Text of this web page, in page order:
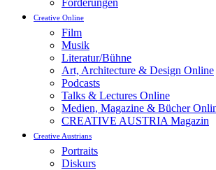
Förderungen
Creative Online
Film
Musik
Literatur/Bühne
Art, Architecture & Design Online
Podcasts
Talks & Lectures Online
Medien, Magazine & Bücher
CREATIVE AUSTRIA Magazin
Creative Austrians
Portraits
Diskurs